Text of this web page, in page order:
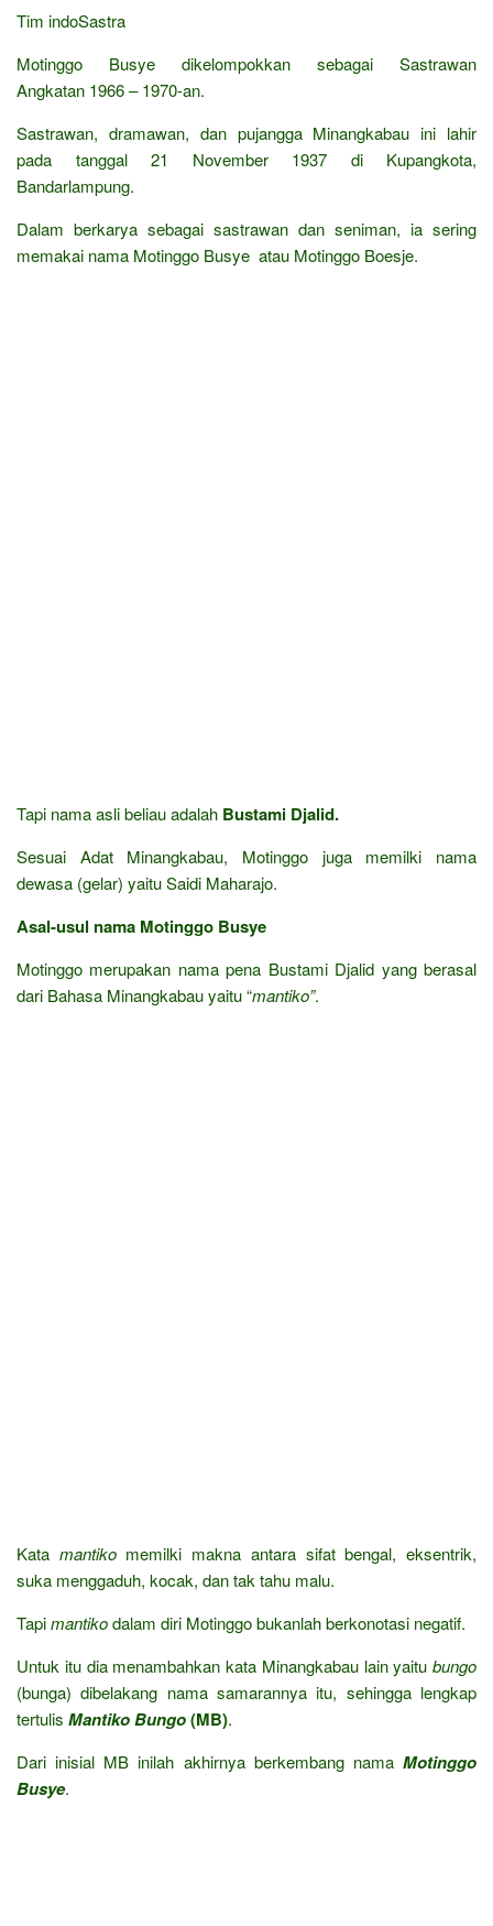
Tim indoSastra
Motinggo Busye dikelompokkan sebagai Sastrawan
Angkatan 1966 – 1970-an.
Sastrawan, dramawan, dan pujangga Minangkabau ini lahir
pada tanggal 21 November 1937 di Kupangkota,
Bandarlampung.
Dalam berkarya sebagai sastrawan dan seniman, ia sering
memakai nama Motinggo Busye atau Motinggo Boesje.
Tapi nama asli beliau adalah Bustami Djalid.
Sesuai Adat Minangkabau, Motinggo juga memilki nama
dewasa (gelar) yaitu Saidi Maharajo.
Asal-usul nama Motinggo Busye
Motinggo merupakan nama pena Bustami Djalid yang berasal
dari Bahasa Minangkabau yaitu “mantiko”.
Kata mantikomemilki makna antara sifat bengal, eksentrik,
suka menggaduh, kocak, dan tak tahu malu.
Tapimantikodalam diri Motinggo bukanlah berkonotasi negatif.
Untuk itu dia menambahkan kata Minangkabau lain yaitu bungo
(bunga) dibelakang nama samarannya itu, sehingga lengkap
tertulis Mantiko Bungo(MB).
Dari inisial MB inilah akhirnya berkembang nama Motinggo
Busye.